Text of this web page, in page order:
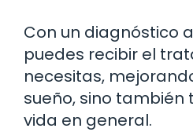
Con un diagnóstico
puedes recibir el
necesitas,
sueño, sino también
vida en general.